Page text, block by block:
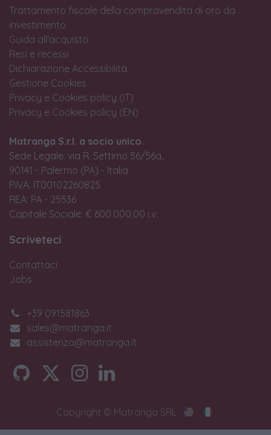
Trattamento fiscale della compravendita di oro da
investimento
Guida all'acquisto
Resi e recessi
Dichiarazione Accessibilità
Gestione Cookies
Privacy e Cookies policy (IT)
Privacy e Cookies policy (EN)
Matranga S.r.l. a socio unico.
Sede Legale: via R. Settimo 56/56a,
90141 - Palermo (PA) - Italia
P.IVA: IT00102260825
REA: PA - 25536
Capitale Sociale: € 600.000,00 i.v.
Scriveteci
Contattaci
Jobs
+39 091581863
sales@matranga.it
assistenza@matranga.it
Copyright © Matranga SRL